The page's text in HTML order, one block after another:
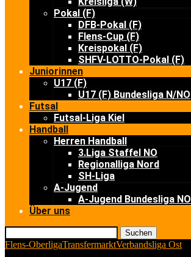
Pokal (F)
DFB-Pokal (F)
Flens-Cup (F)
Kreispokal (F)
SHFV-LOTTO-Pokal (F)
Juniorinnen
U17 (F)
U17 (F) Bundesliga N/NO
Futsal
Futsal-Liga Kiel
Handball
Herren Handball
3.Liga Staffel NO
Regionalliga Nord
SH-Liga
A-Jugend
A-Jugend Bundesliga NO
Über uns
Suchen
Flens-OberligaTransfermarktVerbandsliga Ost